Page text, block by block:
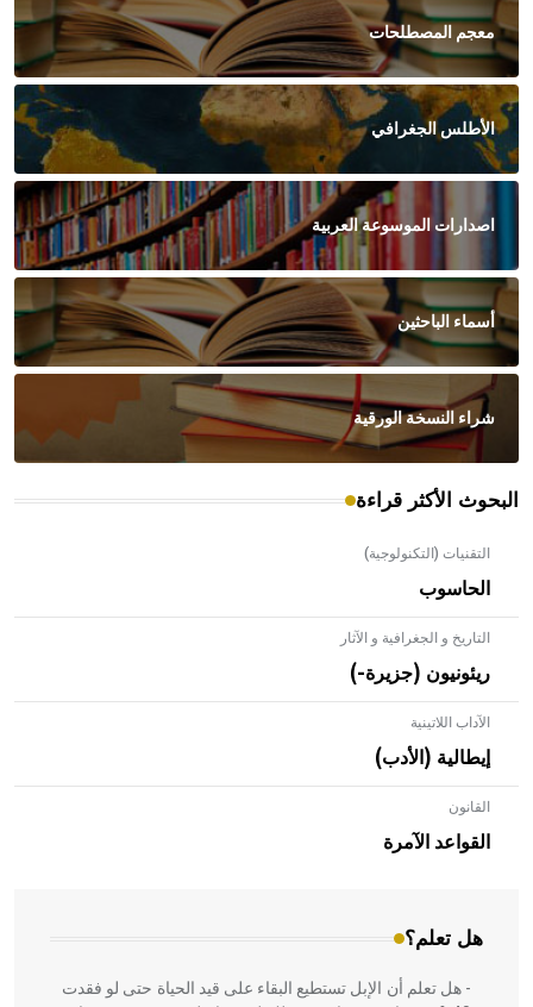
معجم المصطلحات
الأطلس الجغرافي
اصدارات الموسوعة العربية
أسماء الباحثين
شراء النسخة الورقية
البحوث الأكثر قراءة
التقنيات (التكنولوجية)
الحاسوب
التاريخ و الجغرافية و الآثار
ريئونيون (جزيرة-)
الآداب اللاتينية
إيطالية (الأدب)
القانون
القواعد الآمرة
هل تعلم؟
- هل تعلم أن الأبلق نوع من الفنون الهندسية التي ارتبطت
بالعمارة الإسلامية في بلاد الشام ومصر خاصة، حيث يحرص
المعمار على بناء مداميكه وخاصة في الواجهات
- هل تعلم أن الإبل تستطيع البقاء على قيد الحياة حتى لو فقدت